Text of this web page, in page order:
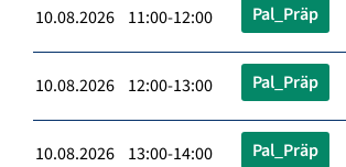
10.08.2026 11:00-12:00 Pal_Präp
10.08.2026 12:00-13:00 Pal_Präp
10.08.2026 13:00-14:00 Pal_Präp